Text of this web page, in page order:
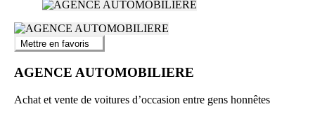
Mettre en favoris
AGENCE AUTOMOBILIERE
Achat et vente de voitures d’occasion entre gens honnêtes